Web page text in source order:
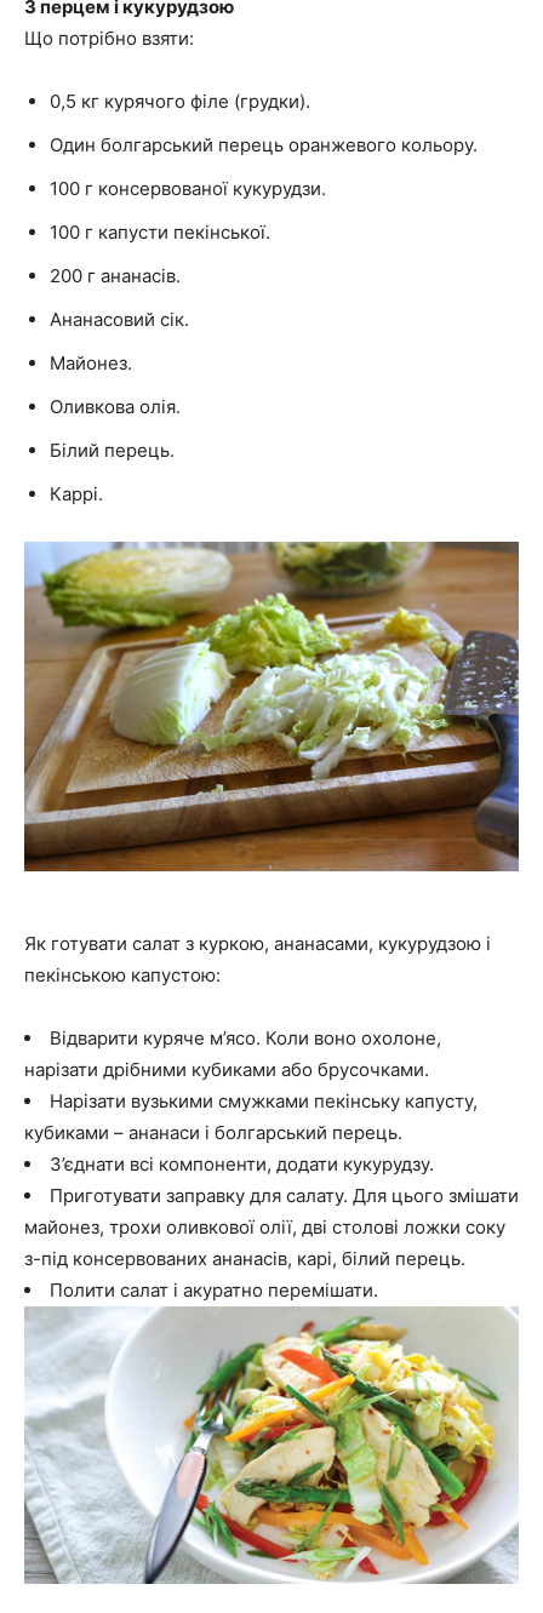
З перцем і кукурудзою
Що потрібно взяти:
0,5 кг курячого філе (грудки).
Один болгарський перець оранжевого кольору.
100 г консервованої кукурудзи.
100 г капусти пекінської.
200 г ананасів.
Ананасовий сік.
Майонез.
Оливкова олія.
Білий перець.
Каррі.
Як готувати салат з куркою, ананасами, кукурудзою і
пекінською капустою:
Відварити куряче м’ясо. Коли воно охолоне,
нарізати дрібними кубиками або брусочками.
Нарізати вузькими смужками пекінську капусту,
кубиками – ананаси і болгарський перець.
З’єднати всі компоненти, додати кукурудзу.
Приготувати заправку для салату. Для цього змішати
майонез, трохи оливкової олії, дві столові ложки соку
з-під консервованих ананасів, карі, білий перець.
Полити салат і акуратно перемішати.